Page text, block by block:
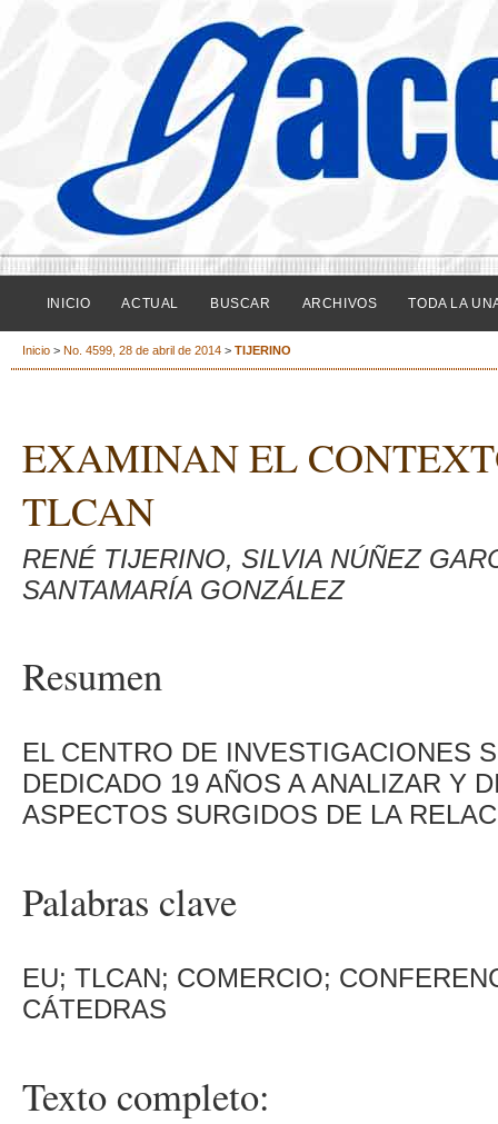
INICIO ACTUAL BUSCAR ARCHIVOS TODA LA
Inicio > No. 4599, 28 de abril de 2014 > TIJERINO
EXAMINAN EL
TLCAN
RENÉ TIJERINO, SILVIA NÚÑEZ
SANTAMARÍA GONZÁLEZ
Resumen
EL CENTRO DE INVESTIGACIONES
DEDICADO 19 AÑOS A ANALIZAR Y
ASPECTOS SURGIDOS DE LA
Palabras clave
EU; TLCAN; COMERCIO;
CÁTEDRAS
Texto completo: